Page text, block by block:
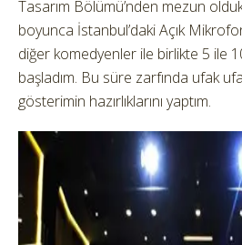
Tasarım Bölümü’nden mezun
boyunca İstanbul’daki Açık
diğer komedyenler ile birlikte 5 ile
başladım. Bu süre zarfında ufak
gösterimin hazırlıklarını yaptım.